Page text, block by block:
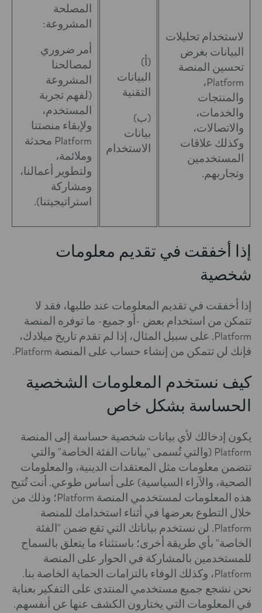
لاستخدام تحليلات
البيانات بغرض
تحسين المنصة
Platform،
والمنتجات
والخدمات،
والاتصالات،
وكذلك علاقات
المستخدمين
وتجاربهم.
(أ)
البيانات
التقنية
(ب)
بيانات
الاستخدام
المصلحة
المشروعة:
أمر ضروري
لمصالحنا
المشروعة
(لفهم تجربة
المستخدم،
ولإبقاء منصتنا
Platform محدثة
وملائمة،
ولتطوير أعمالنا،
ومشاركة
استراتيجيتنا).
إذا أخفقت في تقديم معلومات
شخصية
إذا أخفقت في تقديم المعلومات عند طلبها، فقد لا
تتمكن من استخدام بعض -أو جميع- ما توفره المنصة
Platform. على سبيل المثال، إذا لم تقدم تاريخ ميلادك،
فإنك لن تتمكن من إنشاء حساب على المنصة Platform.
كيف نستخدم المعلومات الشخصية
الحساسة بشكل خاص
يكون إدخالك لأي بيانات شخصية حساسة إلى المنصة
Platform (والتي تُسمى "بيانات الفئة الخاصة" والتي
تتضمن معلومات مثل المعتقدات الدينية، والمعلومات
الصحية، والآراء السياسية) على أساس طوعي. أنت تُتيح
هذه المعلومات لمستخدمي المنصة Platform؛ وذلك من
خلال التطوع بعرضها في أثناء استخدامك للمنصة
Platform. لن نستخدم بياناتك التي تقع ضمن "الفئة
الخاصة" بأي طريقة أخرى؛ باستثناء ما يتعلق بالسماح
للمستخدمين بالمشاركة في الحوار على المنصة
Platform، وكذلك الوفاء بالتزامات الحماية الخاصة بنا.
نحن نشجع جميع مستخدمي المنتدى على التفكير بعناية
في المعلومات التي يختارون الكشف عنها عن أنفسهم.